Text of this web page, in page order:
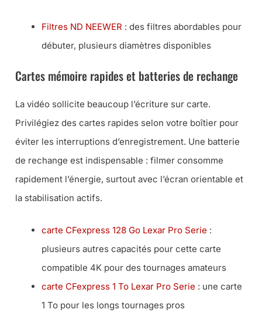
Filtres ND NEEWER : des filtres abordables pour
débuter, plusieurs diamètres disponibles
Cartes mémoire rapides et batteries de rechange
La vidéo sollicite beaucoup l’écriture sur carte.
Privilégiez des cartes rapides selon votre boîtier pour
éviter les interruptions d’enregistrement. Une batterie
de rechange est indispensable : filmer consomme
rapidement l’énergie, surtout avec l’écran orientable et
la stabilisation actifs.
carte CFexpress 128 Go Lexar Pro Serie :
plusieurs autres capacités pour cette carte
compatible 4K pour des tournages amateurs
carte CFexpress 1 To Lexar Pro Serie : une carte
1 To pour les longs tournages pros